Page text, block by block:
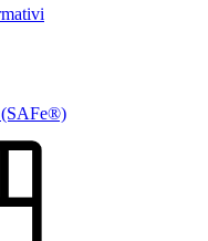
(SAFe®)